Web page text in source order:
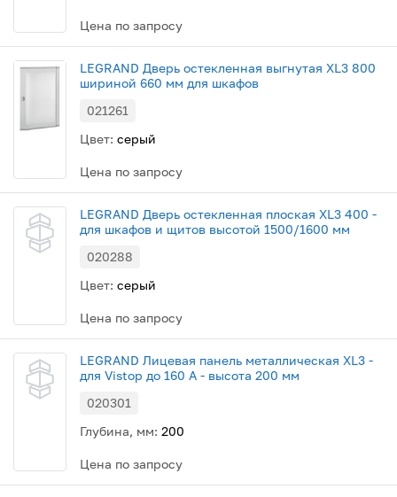
Цена по запросу
LEGRAND Дверь остекленная выгнутая XL3 800
шириной 660 мм для шкафов
021261
Цвет: серый
Цена по запросу
LEGRAND Дверь остекленная плоская XL3 400 -
для шкафов и щитов высотой 1500/1600 мм
020288
Цвет: серый
Цена по запросу
LEGRAND Лицевая панель металлическая XL3 -
для Vistop до 160 A - высота 200 мм
020301
Глубина, мм: 200
Цена по запросу